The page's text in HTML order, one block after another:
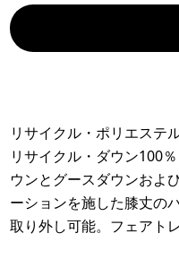
リサイクル・ポリエステ
リサイクル・ダウン100
ウンとグースダウンおよ
ーションを施した膝丈の
取り外し可能。フェアト